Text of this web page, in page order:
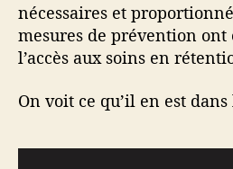
nécessaires et
mesures de prévention ont
l’accès aux soins en
On voit ce qu’il en est